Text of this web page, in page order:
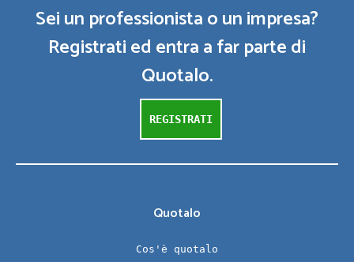
Sei un professionista o un impresa?
Registrati ed entra a far parte di
Quotalo.
REGISTRATI
Quotalo
Cos'è quotalo